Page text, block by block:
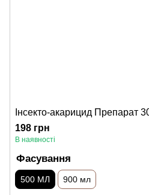
Інсекто-акарицид Препарат
198 грн
В наявності
Фасування
500 МЛ 900 мл